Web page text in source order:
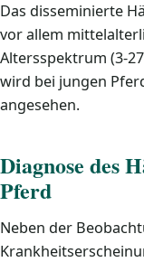
Das disseminierte
vor allem
Altersspektrum (3-
wird bei jungen
angesehen.
Diagnose des
Pferd
Neben der